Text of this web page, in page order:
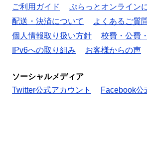
ご利用ガイド
ぷらっとオンライン
配送・決済について
よくあるご質
個人情報取り扱い方針
校費・公費
IPv6への取り組み
お客様からの声
ソーシャルメディア
Twitter公式アカウント
Facebook公